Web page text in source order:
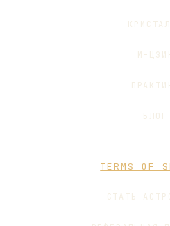
И-
БЛОГ
TERMS OF
СТАТЬ